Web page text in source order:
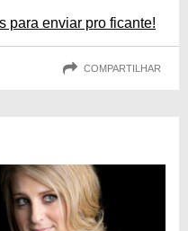
para enviar pro ficante!
COMPARTILHAR